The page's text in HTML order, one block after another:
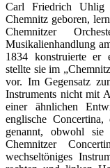
Carl Friedrich
Chemnitz geboren,
Chemnitzer
Musikalienhandlung
1834 konstruierte er
stellte sie im
vor. Im Gegensatz
Instruments nicht mit
einer ähnlichen
englische
genannt, obwohl sie
Chemnitzer
wechseltöniges